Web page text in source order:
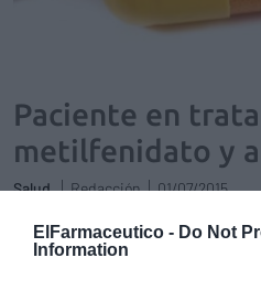
ElFarmaceutico - Do Not
Information
Paciente en
metilfenidato y
Salud Redacción
01/07/2015